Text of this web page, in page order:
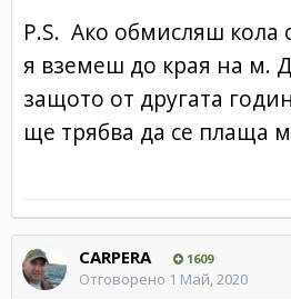
P.S. Ако обмисляш кола
я вземеш до края на м.
защото от другата
ще трябва да се плаща
CARPERA 1609
Отговорено 1 Май, 2020